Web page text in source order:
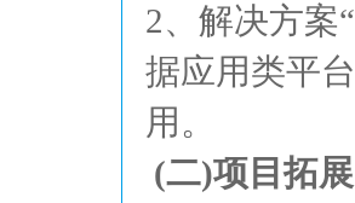
2、解决方案
据应用类平
用。
(二)项目拓展